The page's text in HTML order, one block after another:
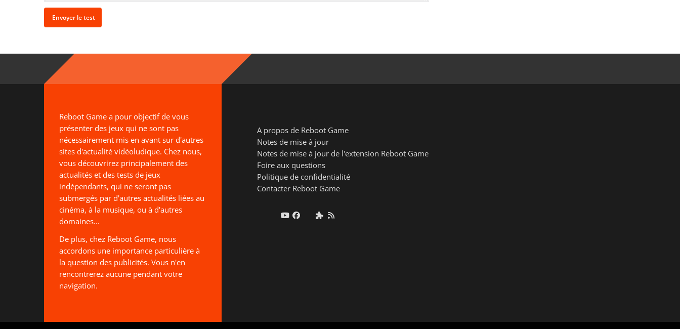
Reboot Game a pour objectif de vous
présenter des jeux qui ne sont pas
nécessairement mis en avant sur d'autres
sites d'actualité vidéoludique. Chez nous,
vous découvrirez principalement des
actualités et des tests de jeux
indépendants, qui ne seront pas
submergés par d'autres actualités liées au
cinéma, à la musique, ou à d'autres
domaines...
De plus, chez Reboot Game, nous
accordons une importance particulière à
la question des publicités. Vous n'en
rencontrerez aucune pendant votre
navigation.
A propos de Reboot Game
Notes de mise à jour
Notes de mise à jour de l'extension Reboot Game
Foire aux questions
Politique de confidentialité
Contacter Reboot Game